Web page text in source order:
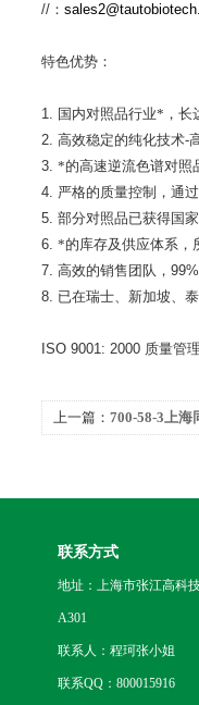
// ：
特色优势：
1. 国内对照品行业*，长
2. 高效稳定的纯化技术-
3. *的高速逆流色谱对照
4. 严格的质量控制，通
5. 部分对照品已获得国
6. *的库存及供应体系，
7. 高效的销售团队， 99%
8. 已在瑞士、新加坡、
ISO 9001: 2000 质量管
上一篇： 700-58-3上海
联系方式
地址：上海市张江高科
A301
联系人：程珂张小姐
联系QQ：800015916